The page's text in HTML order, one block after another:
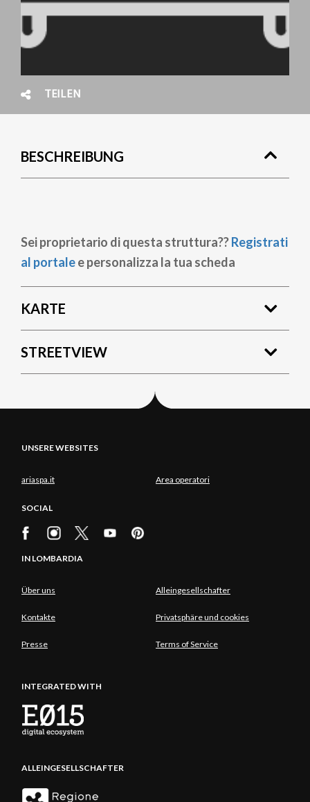
TEILEN
BESCHREIBUNG
Sei proprietario di questa struttura??Registrati
al portalee personalizza la tua scheda
KARTE
STREETVIEW
UNSERE WEBSITES
ariaspa.it Area operatori
SOCIAL
IN LOMBARDIA
Über uns Alleingesellschafter
Kontakte Privatsphäre und cookies
Presse Terms of Service
INTEGRATED WITH
ALLEINGESELLSCHAFTER